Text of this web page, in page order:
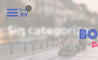
0
Sin categorizar